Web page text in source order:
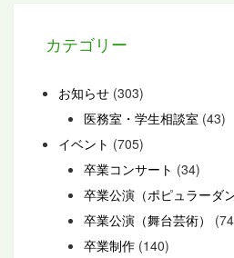
カテゴリー
お知らせ (303)
医務室・学生相談室 (43)
イベント (705)
卒業コンサート (34)
卒業公演（ポピュラーダン
卒業公演（舞台芸術）
卒業制作 (140)